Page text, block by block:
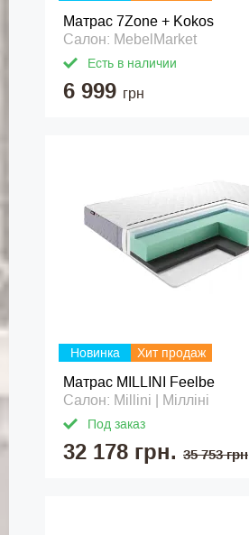
Матрас 7Zone + Kokos
Салон: MebelMarket
Есть в наличии
6 999 грн
Новинка Хит продаж
Матрас MILLINI Feelbe
Салон: Millini | Мілліні
Под заказ
32 178 грн. 35 753 грн